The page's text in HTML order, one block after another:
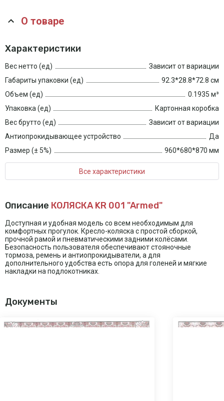
О товаре
Характеристики
Вес нетто (ед)
Зависит от вариации
Габариты упаковки (ед)
92.3*28.8*72.8 см
Объем (ед)
0.1935 м³
Упаковка (ед)
Картонная коробка
Вес брутто (ед)
Зависит от вариации
Антиопрокидывающее устройство
Да
Размер (± 5%)
960*680*870 мм
Все характеристики
Описание КОЛЯСКА KR 001 "Armed"
Доступная и удобная модель со всем необходимым для
комфортных прогулок. Кресло-коляска с простой сборкой,
прочной рамой и пневматическими задними колёсами.
Безопасность пользователя обеспечивают стояночные
тормоза, ремень и антиопрокидыватели, а для
дополнительного удобства есть опора для голеней и мягкие
накладки на подлокотниках.
Документы